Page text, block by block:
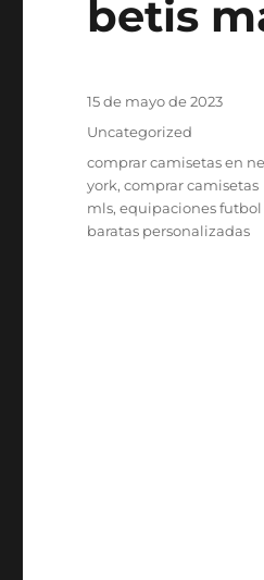
betis
Publicado
15 de mayo de 2023
Categorías
Uncategorized
Etiquetas
comprar camisetas en
york,comprar camisetas
mls,equipaciones futbol
baratas personalizadas